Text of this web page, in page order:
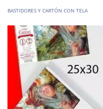
BASTIDORES Y CARTÓN CON TELA